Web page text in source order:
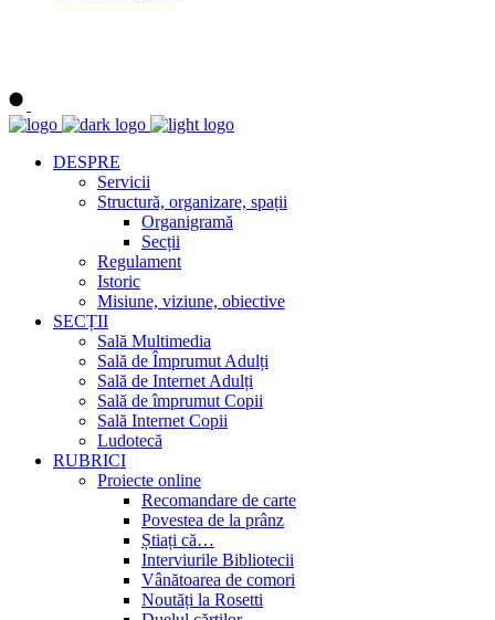
DESPRE
Servicii
Structură, organizare, spații
Organigramă
Secții
Regulament
Istoric
Misiune, viziune, obiective
SECȚII
Sală Multimedia
Sală de Împrumut Adulți
Sală de Internet Adulți
Sală de împrumut Copii
Sală Internet Copii
Ludotecă
RUBRICI
Proiecte online
Recomandare de carte
Povestea de la prânz
Știați că…
Interviurile Bibliotecii
Vânătoarea de comori
Noutăți la Rosetti